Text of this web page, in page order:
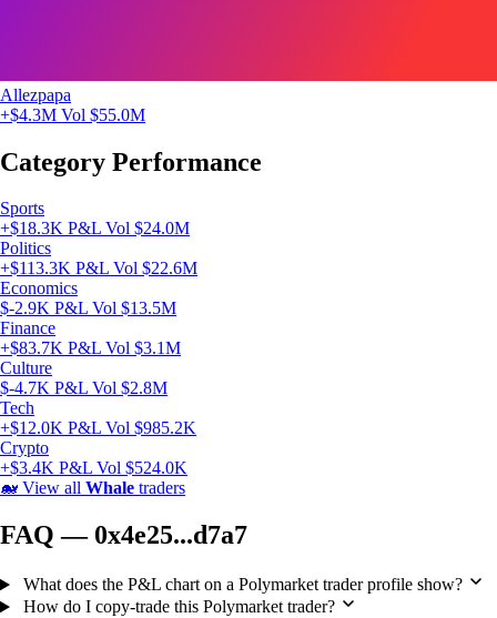
Allezpapa
+$4.3M Vol $55.0M
Category Performance
Sports
+$18.3K P&L Vol $24.0M
Politics
+$113.3K P&L Vol $22.6M
Economics
$-2.9K P&L Vol $13.5M
Finance
+$83.7K P&L Vol $3.1M
Culture
$-4.7K P&L Vol $2.8M
Tech
+$12.0K P&L Vol $985.2K
Crypto
+$3.4K P&L Vol $524.0K
🐋 View all Whale traders
FAQ — 0x4e25...d7a7
What does the P&L chart on a Polymarket trader profile show?
How do I copy-trade this Polymarket trader?